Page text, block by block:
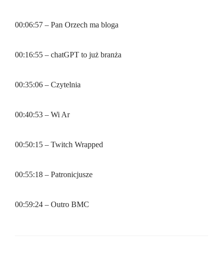
00:06:57 – Pan Orzech ma bloga
00:16:55 – chatGPT to już branża
00:35:06 – Czytelnia
00:40:53 – Wi Ar
00:50:15 – Twitch Wrapped
00:55:18 – Patronicjusze
00:59:24 – Outro BMC